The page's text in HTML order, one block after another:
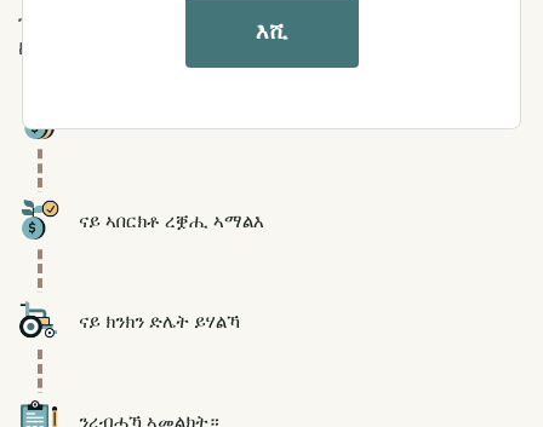
ብዛዕባ
ዝርዝር ርአ ፣ እንተላይ ኣበርክቶ፣ ብቕዓት፣
ከምኡ’ውን ንጥቕምታት ምሕታት
Icon ናይ ኣበርክቶ ረቛሒ ኣማልእ
Icon ናይ ክንክን ድሌት ይሃልኻ
Icon ንረብሓኻ ኣመልክት።
እሺ